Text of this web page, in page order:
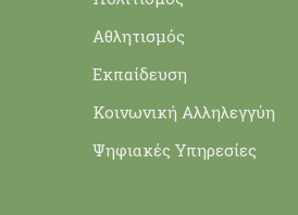
Αθλητισμός
Εκπαίδευση
Κοινωνική Αλληλεγγύη
Ψηφιακές Υπηρεσίες